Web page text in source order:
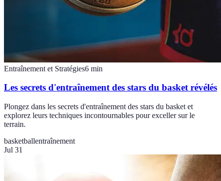
Entraînement et Stratégies6 min
Les secrets d'entraînement des stars du basket révélés
Plongez dans les secrets d'entraînement des stars du basket et
explorez leurs techniques incontournables pour exceller sur le
terrain.
basketballentraînement
Jul 31